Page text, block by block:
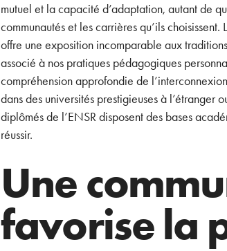
mutuel et la capacité d’adaptation, autant de
communautés et les carrières qu’ils
offre une exposition incomparable aux
associé à nos pratiques pédagogiques
compréhension approfondie de
dans des universités prestigieuses à
diplômés de l’ENSR disposent des bases
réussir.
Une
favorise la